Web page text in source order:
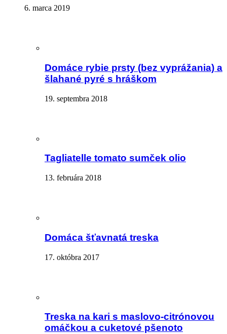
6. marca 2019
Domáce rybie prsty (bez vyprážania) a
šlahané pyré s hráškom
19. septembra 2018
Tagliatelle tomato sumček olio
13. februára 2018
Domáca šťavnatá treska
17. októbra 2017
Treska na kari s maslovo-citrónovou
omáčkou a cuketové pšenoto